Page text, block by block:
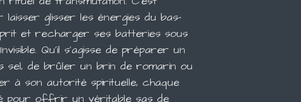
laisser glisser les énergies du bas-
et recharger ses batteries sous
Qu'il s'agisse de préparer un
sel, de brûler un brin de romarin ou
à son autorité spirituelle, chaque
pour offrir un véritable sas de